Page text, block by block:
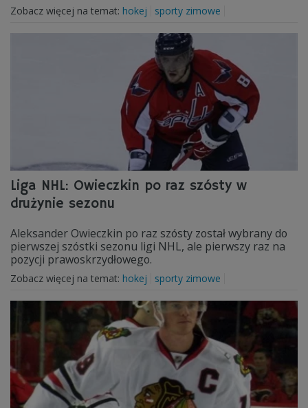
Zobacz więcej na temat: hokej sporty zimowe
Liga NHL: Owieczkin po raz szósty w
drużynie sezonu
Aleksander Owieczkin po raz szósty został wybrany do
pierwszej szóstki sezonu ligi NHL, ale pierwszy raz na
pozycji prawoskrzydłowego.
Zobacz więcej na temat: hokej sporty zimowe